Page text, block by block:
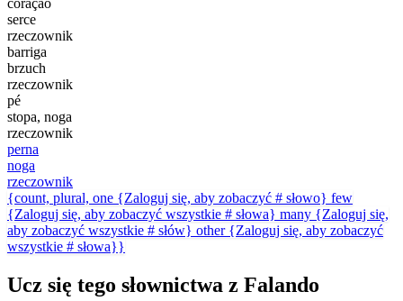
serce
rzeczownik
barriga
brzuch
rzeczownik
pé
stopa, noga
rzeczownik
perna
noga
rzeczownik
{count, plural, one {Zaloguj się, aby zobaczyć # słowo} few
{Zaloguj się, aby zobaczyć wszystkie # słowa} many {Zaloguj się,
aby zobaczyć wszystkie # słów} other {Zaloguj się, aby zobaczyć
wszystkie # słowa}}
Ucz się tego słownictwa z Falando